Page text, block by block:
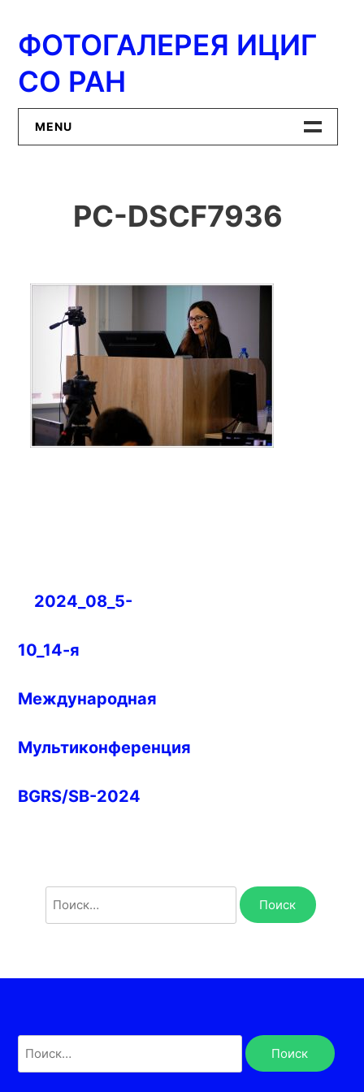
содержимому
ФОТОГАЛЕРЕЯ ИЦИГ
СО РАН
MENU
ИЦиГ СО РАН
PC-DSCF7936
Навигация
записям
2024_08_5-
10_14-я
Международная
Мультиконференция
BGRS/SB-2024
Найти: